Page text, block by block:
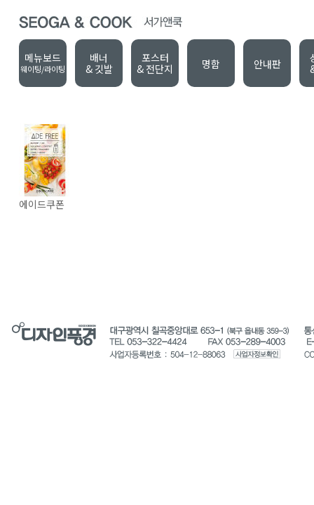
메뉴보드
웨이팅/라이팅
배너
& 깃발
포스터
& 전단지
명함 안내판
에이드쿠폰